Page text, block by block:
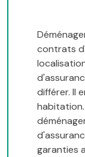
contrats
différer. Il
garanties